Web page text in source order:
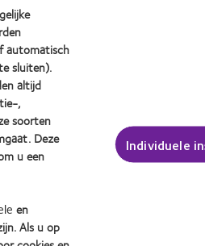
aan de mogelijke voordelen van
voor elke activiteit.
50-reasons-to-wear-contact-lenses.asp.
automatisch
sluiten).
altijd
,
soorten
Deze
u een
en
Als u op
Individuele